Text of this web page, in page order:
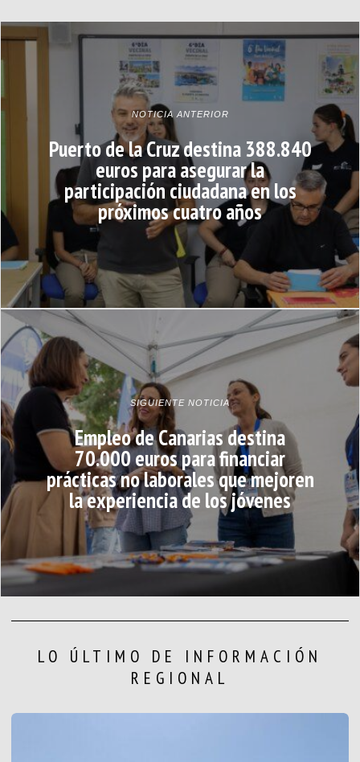
NOTICIA ANTERIOR
Puerto de la Cruz destina 388.840
euros para asegurar la
participación ciudadana en los
próximos cuatro años
SIGUIENTE NOTICIA
Empleo de Canarias destina
70.000 euros para financiar
prácticas no laborales que mejoren
la experiencia de los jóvenes
LO ÚLTIMO DE INFORMACIÓN
REGIONAL